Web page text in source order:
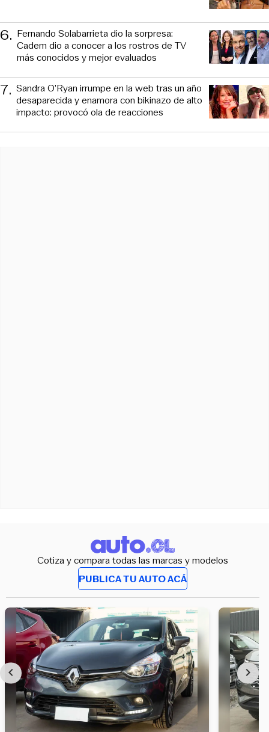
6. Fernando Solabarrieta dio la sorpresa:
Cadem dio a conocer a los rostros de TV
más conocidos y mejor evaluados
7. Sandra O’Ryan irrumpe en la web tras un año
desaparecida y enamora con bikinazo de alto
impacto: provocó ola de reacciones
Cotiza y compara todas las marcas y modelos
PUBLICA TU AUTO ACÁ